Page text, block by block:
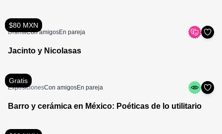
$80 MXN
DramaCon amigosEn pareja
Jacinto y Nicolasas
Gratis
ExposicionesCon amigosEn pareja
Barro y cerámica en México: Poéticas de lo utilitario